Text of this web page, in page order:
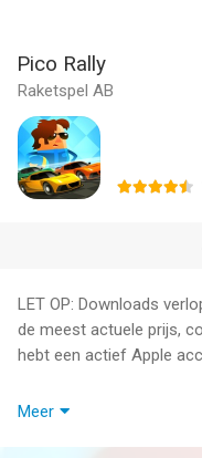
Pico Rally
Raketspel AB
LET OP: Downloads
de meest actuele prijs,
hebt een actief Apple
Race your through the
Meer